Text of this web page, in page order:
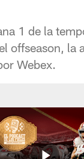
1 de la
offseason, la
Webex.